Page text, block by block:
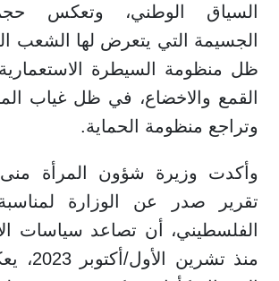
السياق الوطني، وتعكس حجم
الجسيمة التي يتعرض لها الشعب
ظل منظومة السيطرة
القمع والاخضاع، في ظل غياب
وتراجع منظومة الحماية.
وأكدت وزيرة شؤون المرأة
تقرير صدر عن الوزارة
الفلسطيني، أن تصاعد سياسات
منذ